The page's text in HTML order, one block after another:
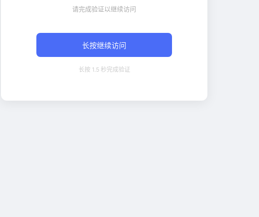
请完成验证以继续访问
长按继续访问
长按 1.5 秒完成验证